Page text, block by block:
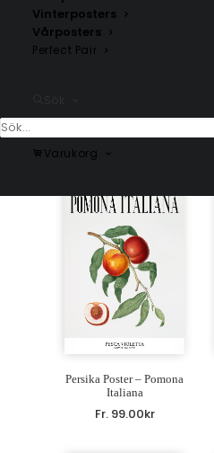
Vinterposters
Vårposters
Perfect Pair
Varukorg
Persika Poster – Pomona
Italiana
Fr. 99.00kr